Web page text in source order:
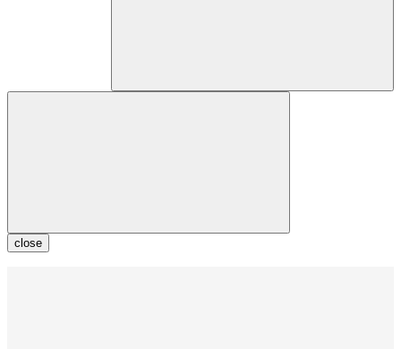
close